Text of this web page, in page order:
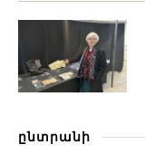
ընտրանի